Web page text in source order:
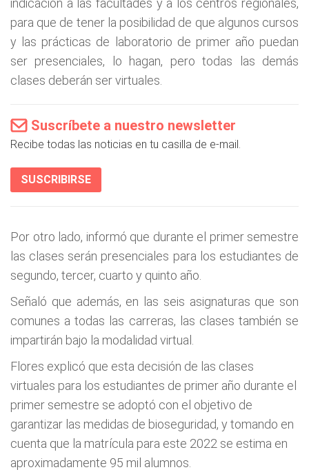
indicación a las facultades y a los centros regionales,
para que de tener la posibilidad de que algunos cursos
y las prácticas de laboratorio de primer año puedan
ser presenciales, lo hagan, pero todas las demás
clases deberán ser virtuales.
Suscríbete a nuestro newsletter
Recibe todas las noticias en tu casilla de e-mail.
SUSCRIBIRSE
Por otro lado, informó que durante el primer semestre
las clases serán presenciales para los estudiantes de
segundo, tercer, cuarto y quinto año.
Señaló que además, en las seis asignaturas que son
comunes a todas las carreras, las clases también se
impartirán bajo la modalidad virtual.
Flores explicó que esta decisión de las clases
virtuales para los estudiantes de primer año durante el
primer semestre se adoptó con el objetivo de
garantizar las medidas de bioseguridad, y tomando en
cuenta que la matrícula para este 2022 se estima en
aproximadamente 95 mil alumnos.